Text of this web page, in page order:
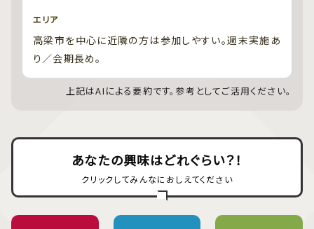
エリア
高梁市を中心に近隣の方は参加しやすい。週末実施あ
り／会期長め。
上記はAIによる要約です。参考としてご活用ください。
あなたの興味はどれぐらい？！
クリックしてみんなにおしえてください